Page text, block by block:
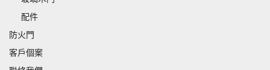
配件
防火門
客戶個案